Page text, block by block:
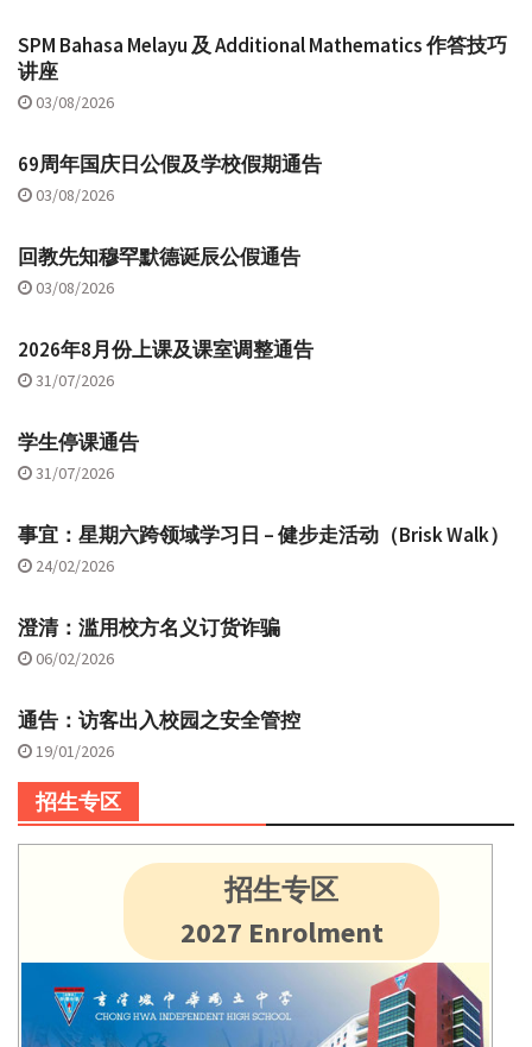
SPM Bahasa Melayu 及 Additional Mathematics 作答技巧
讲座
03/08/2026
69周年国庆日公假及学校假期通告
03/08/2026
回教先知穆罕默德诞辰公假通告
03/08/2026
2026年8月份上课及课室调整通告
31/07/2026
学生停课通告
31/07/2026
事宜：星期六跨领域学习日 – 健步走活动（Brisk Walk）
24/02/2026
澄清：滥用校方名义订货诈骗
06/02/2026
通告：访客出入校园之安全管控
19/01/2026
招生专区
招生专区
2027 Enrolment